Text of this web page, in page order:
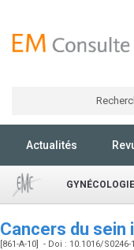
Actualités
GYNÉCOLOGIE
Cancers du
[861-A-10] - Doi : 10.1016/S0246-